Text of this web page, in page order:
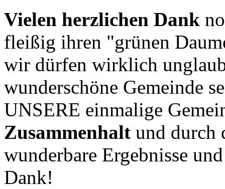
Vielen herzlichen Dank
fleißig ihren "grünen
wir dürfen wirklich
wunderschöne Gemeinde
UNSERE einmalige
Zusammenhalt und durch
wunderbare Ergebnisse
Dank!